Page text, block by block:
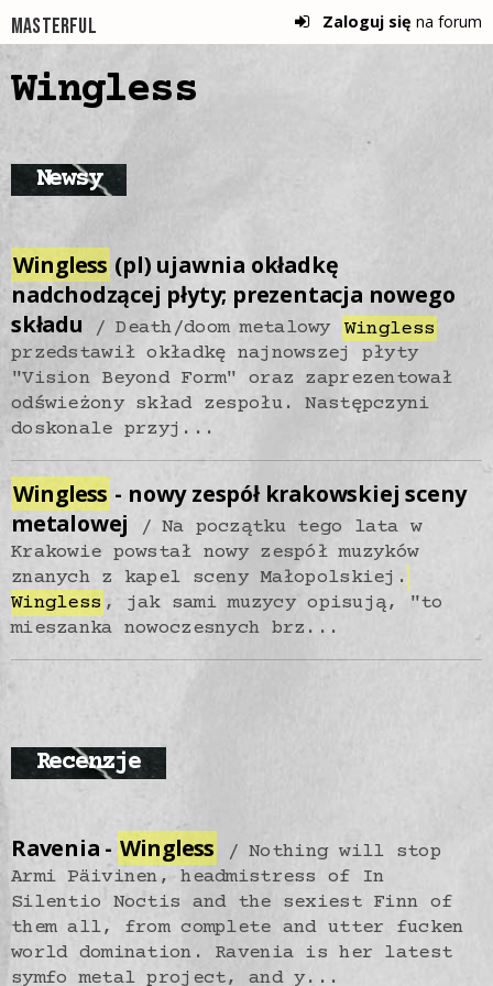
Masterful Zaloguj się na forum
Wingless
Newsy
Wingless (pl) ujawnia okładkę
nadchodzącej płyty; prezentacja nowego
składu
Death/doom metalowy Wingless
przedstawił okładkę najnowszej płyty
"Vision Beyond Form" oraz zaprezentował
odświeżony skład zespołu. Następczyni
doskonale przyj...
Wingless - nowy zespół krakowskiej sceny
metalowej
Na początku tego lata w
Krakowie powstał nowy zespół muzyków
znanych z kapel sceny Małopolskiej.
Wingless , jak sami muzycy opisują, "to
mieszanka nowoczesnych brz...
Recenzje
Ravenia - Wingless
Nothing will stop
Armi Päivinen, headmistress of In
Silentio Noctis and the sexiest Finn of
them all, from complete and utter fucken
world domination. Ravenia is her latest
symfo metal project, and y...